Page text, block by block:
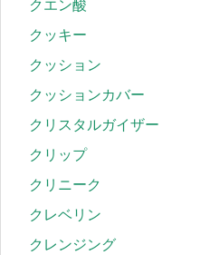
クエン酸
クッキー
クッション
クッションカバー
クリスタルガイザー
クリップ
クリニーク
クレベリン
クレンジング